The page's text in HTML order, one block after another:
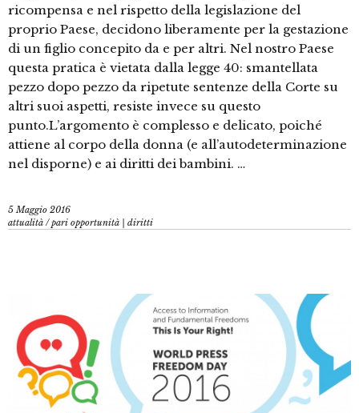
ricompensa e nel rispetto della legislazione del
proprio Paese, decidono liberamente per la gestazione
di un figlio concepito da e per altri. Nel nostro Paese
questa pratica è vietata dalla legge 40: smantellata
pezzo dopo pezzo da ripetute sentenze della Corte su
altri suoi aspetti, resiste invece su questo
punto.L’argomento è complesso e delicato, poiché
attiene al corpo della donna (e all’autodeterminazione
nel disporne) e ai diritti dei bambini. …
5 Maggio 2016
attualità /pari opportunità | diritti